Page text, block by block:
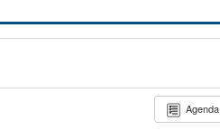
Agenda